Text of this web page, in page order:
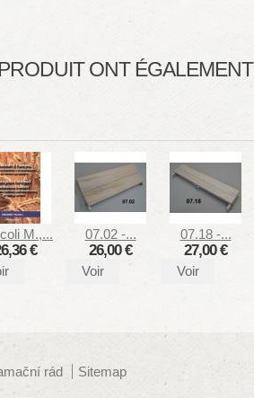
ONT ÉGALEMENT
M.,...
€
07.02 -...
26,00 €
Voir
07.18 -...
27,00 €
Voir
rád Sitemap